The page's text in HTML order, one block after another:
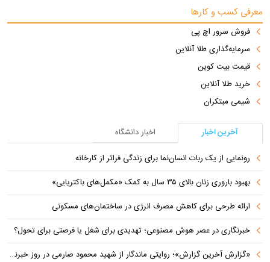
معرفی کسب و کارها
فروش سرور اچ پی
سرمایه‌گذاری طلا آنلاین
قیمت بیت کوین
خرید طلا آنلاین
شیمی مبتکران
آخرین اخبار
اخبار دانشگاه
رونمایی از یک ربات انسان‌نما برای زندگی فراتر از کارخانه
بهبود باروری زنان بالای ۳۵ سال به کمک «مکمل‌های باکتریایی»
ارائه طرحی برای کاهش مصرف انرژی در ساختمان‌های مسکونی
خبرنگاری در عصر هوش مصنوعی؛ تهدیدی برای شغل یا فرصتی برای تحول؟
«گزارش آخرین گزارش»؛ روایتی ماندگار از شهید محمود صارمی در روز خبرنگار